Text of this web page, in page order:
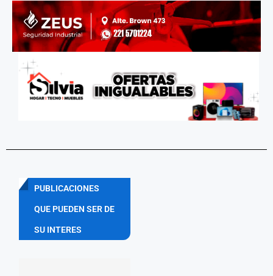
PUBLICACIONES
QUE PUEDEN SER DE
SU INTERES